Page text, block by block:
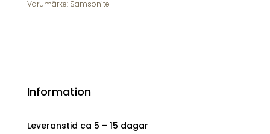
Varumärke: Samsonite
Information
Leveranstid ca 5 – 15 dagar